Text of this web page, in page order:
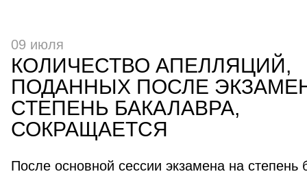
09 июля
КОЛИЧЕСТВО АПЕЛЛЯЦИЙ,
ПОДАННЫХ ПОСЛЕ
СТЕПЕНЬ БАКАЛАВРА,
СОКРАЩАЕТСЯ
После основной сессии экзамена на степень